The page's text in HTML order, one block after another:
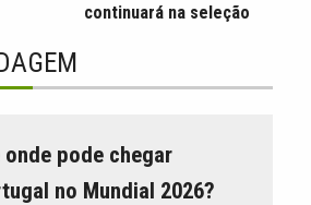
continuará na seleção
onde pode chegar
no Mundial 2026?